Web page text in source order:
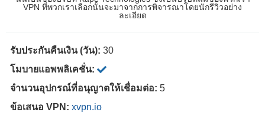
VPN ที่พวกเราเลือกนั้นจะมาจากการพิจารณาโดยนักรีวิวอย่าง
ละเอียด
รับประกันคืนเงิน (วัน): 30
โมบายแอพพลิเคชั่น:
จำนวนอุปกรณ์ที่อนุญาตให้เชื่อมต่อ: 5
ข้อเสนอ VPN: xvpn.io